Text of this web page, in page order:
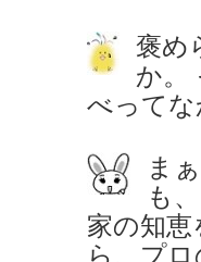
褒め
か。
べって
ま
も
家の知
ら、プ